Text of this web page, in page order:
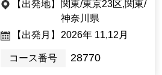
【出発地】 関東/東京23区,関東/
神奈川県
【出発月】 2026年 11,12月
コース番号 28770